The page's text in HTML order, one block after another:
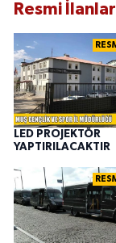
Resmi İlanlar
LED PROJEKTÖR
YAPTIRILACAKTIR